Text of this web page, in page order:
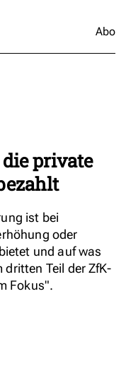
Abo
private
ist bei
oder
und auf was
Teil der ZfK-
Fokus".